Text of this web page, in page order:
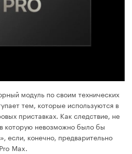
модуль по своим технических
тем, которые используются в
приставках. Как следствие, не
которую невозможно было бы
если, конечно, предварительно
Max.